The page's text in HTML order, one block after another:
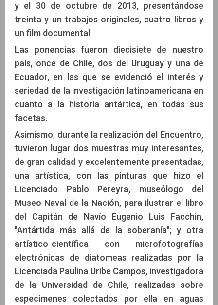
y el 30 de octubre de 2013, presentándose
treinta y un trabajos originales, cuatro libros y
un film documental.
Las ponencias fueron diecisiete de nuestro
país, once de Chile, dos del Uruguay y una de
Ecuador, en las que se evidenció el interés y
seriedad de la investigación latinoamericana en
cuanto a la historia antártica, en todas sus
facetas.
Asimismo, durante la realización del Encuentro,
tuvieron lugar dos muestras muy interesantes,
de gran calidad y excelentemente presentadas,
una artística, con las pinturas que hizo el
Licenciado Pablo Pereyra, museólogo del
Museo Naval de la Nación, para ilustrar el libro
del Capitán de Navío Eugenio Luis Facchin,
"Antártida más allá de la soberanía"; y otra
artístico-científica con microfotografías
electrónicas de diatomeas realizadas por la
Licenciada Paulina Uribe Campos, investigadora
de la Universidad de Chile, realizadas sobre
especímenes colectados por ella en aguas